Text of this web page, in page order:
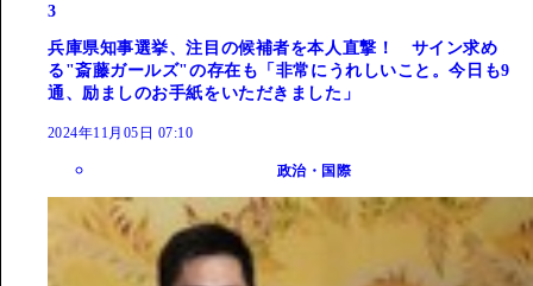
3
兵庫県知事選挙、注目の候補者を本人直撃！ サイン求め
る"斎藤ガールズ"の存在も「非常にうれしいこと。今日も9
通、励ましのお手紙をいただきました」
2024年11月05日 07:10
政治・国際